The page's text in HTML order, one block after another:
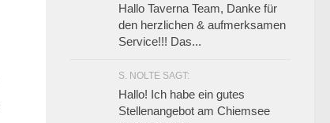
Hallo Taverna Team, Danke für
den herzlichen & aufmerksamen
Service!!! Das...
S. NOLTE SAGT:
Hallo! Ich habe ein gutes
Stellenangebot am Chiemsee